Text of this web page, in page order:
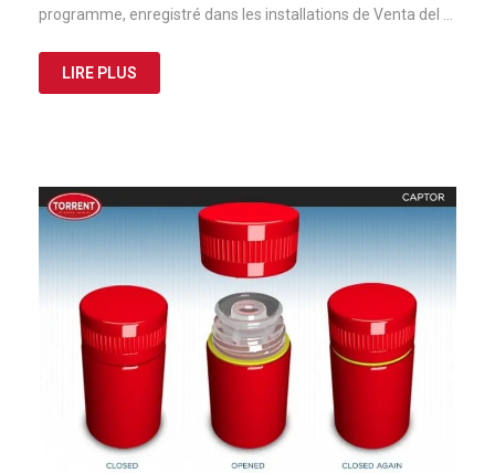
programme, enregistré dans les installations de Venta del …
LIRE PLUS